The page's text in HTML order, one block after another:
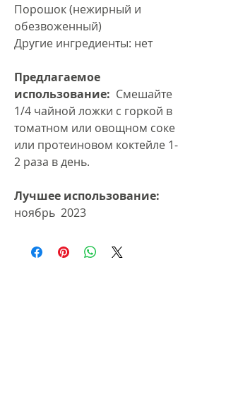
Порошок (нежирный и
обезвоженный)
Другие ингредиенты: нет
Предлагаемое
использование: Смешайте
1/4 чайной ложки с горкой в
томатном или овощном соке
или протеиновом коктейле 1-
2 раза в день.
Лучшее использование:
ноябрь 2023